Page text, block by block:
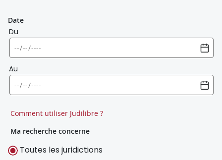
Date
Du
Au
Comment utiliser Judilibre ?
Ma recherche concerne
Toutes les juridictions